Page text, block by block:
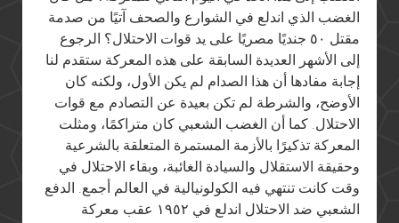
الغضب الذي اندلع في الشوارع والصحف آتيًا من صدمة
مقتل ٥٠ جنديًا مصريًا على يد قوات الاحتلال؟ الرجوع
إلى الأشهر العديدة السابقة على هذه المعركة ستقدم لنا
إجابة مفادها أن هذا الصدام لم يكن الأول، ولكنه كان
الأوضح، والشرطة لم تكن بعيدة عن التصادم مع قوات
الاحتلال. كما أن الغضب الشعبي كان متراكمًا، ومثلت
المعركة تذكيرًا بالأزمة المستمرة المتعلقة بالشرعية
وحقيقة الاستقلال والسيادة الغائبة، وبقاء الاحتلال في
وقت كانت تنتهي فيه الكولونيالية في العالم أجمع. الدفع
الشعبي ضد الاحتلال اندلع في ١٩٥٢ عقب معركة